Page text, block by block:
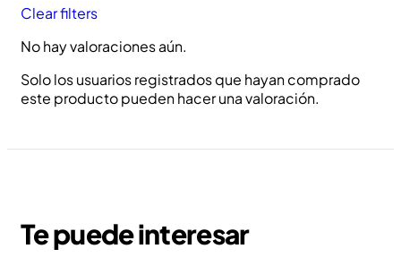
Clear filters
No hay valoraciones aún.
Solo los usuarios registrados que hayan comprado
este producto pueden hacer una valoración.
Te puede interesar